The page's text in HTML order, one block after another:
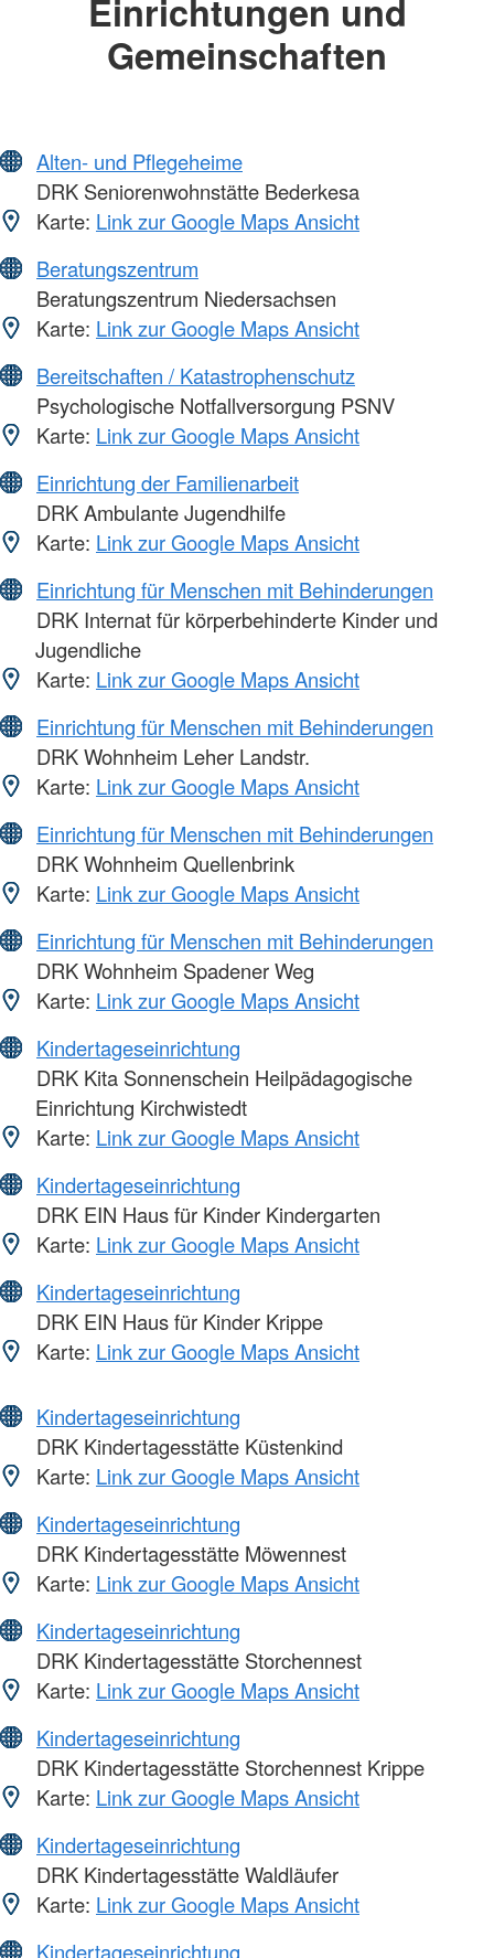
Einrichtungen und
Gemeinschaften
Alten- und Pflegeheime
DRK Seniorenwohnstätte Bederkesa
Karte: Link zur Google Maps Ansicht
Beratungszentrum
Beratungszentrum Niedersachsen
Karte: Link zur Google Maps Ansicht
Bereitschaften / Katastrophenschutz
Psychologische Notfallversorgung PSNV
Karte: Link zur Google Maps Ansicht
Einrichtung der Familienarbeit
DRK Ambulante Jugendhilfe
Karte: Link zur Google Maps Ansicht
Einrichtung für Menschen mit Behinderungen
DRK Internat für körperbehinderte Kinder und
Jugendliche
Karte: Link zur Google Maps Ansicht
Einrichtung für Menschen mit Behinderungen
DRK Wohnheim Leher Landstr.
Karte: Link zur Google Maps Ansicht
Einrichtung für Menschen mit Behinderungen
DRK Wohnheim Quellenbrink
Karte: Link zur Google Maps Ansicht
Einrichtung für Menschen mit Behinderungen
DRK Wohnheim Spadener Weg
Karte: Link zur Google Maps Ansicht
Kindertageseinrichtung
DRK Kita Sonnenschein Heilpädagogische
Einrichtung Kirchwistedt
Karte: Link zur Google Maps Ansicht
Kindertageseinrichtung
DRK EIN Haus für Kinder Kindergarten
Karte: Link zur Google Maps Ansicht
Kindertageseinrichtung
DRK EIN Haus für Kinder Krippe
Karte: Link zur Google Maps Ansicht
Kindertageseinrichtung
DRK Kindertagesstätte Küstenkind
Karte: Link zur Google Maps Ansicht
Kindertageseinrichtung
DRK Kindertagesstätte Möwennest
Karte: Link zur Google Maps Ansicht
Kindertageseinrichtung
DRK Kindertagesstätte Storchennest
Karte: Link zur Google Maps Ansicht
Kindertageseinrichtung
DRK Kindertagesstätte Storchennest Krippe
Karte: Link zur Google Maps Ansicht
Kindertageseinrichtung
DRK Kindertagesstätte Waldläufer
Karte: Link zur Google Maps Ansicht
Kindertageseinrichtung